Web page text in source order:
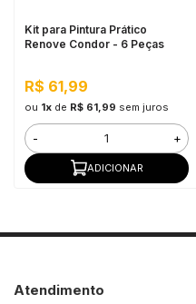
Kit para Pintura Prático
Renove Condor - 6 Peças
R$ 61,99
ou 1xde R$ 61,99 sem juros
- +
ADICIONAR
Atendimento